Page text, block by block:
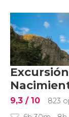
9,3 / 10
823